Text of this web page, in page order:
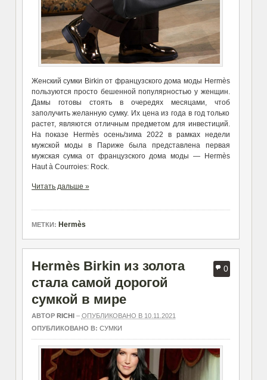
Женский сумки Birkin от французского дома моды Hermès
пользуются просто бешенной популярностью у женщин.
Дамы готовы стоять в очередях месяцами, чтоб
заполучить желанную сумку. Их цена из года в год только
растет, являются отличным предметом для инвестиций.
На показе Hermès осень/зима 2022 в рамках недели
мужской моды в Париже была представлена первая
мужская сумка от французского дома моды — Hermès
Haut à Courroies: Rock.
Читать дальше »
МЕТКИ: Hermès
0
Hermès Birkin из золота
стала самой дорогой
сумкой в мире
АВТОР RICHI– ОПУБЛИКОВАНО В 10.11.2021
ОПУБЛИКОВАНО В: СУМКИ